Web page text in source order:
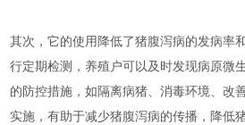
其次，它的使用降低了猪腹泻病的发病率
行定期检测，养殖户可以及时发现病原微
的防控措施，如隔离病猪、消毒环境、改
实施，有助于减少猪腹泻病的传播，降低